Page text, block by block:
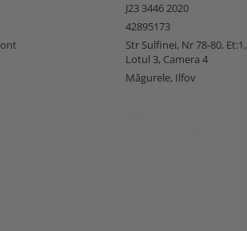
J23 3446 2020
42895173
Str Sulfinei, Nr 78-80, Et:1,
Lotul 3, Camera 4
Măgurele, Ilfov